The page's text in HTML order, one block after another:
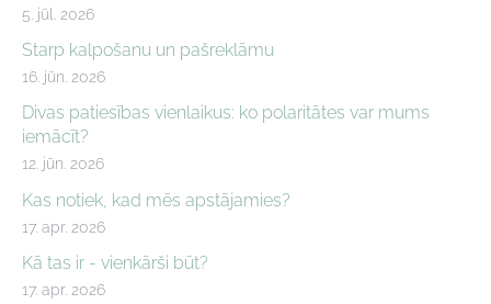
5. jūl. 2026
Starp kalpošanu un pašreklāmu
16. jūn. 2026
Divas patiesības vienlaikus: ko polaritātes var mums
iemācīt?
12. jūn. 2026
Kas notiek, kad mēs apstājamies?
17. apr. 2026
Kā tas ir - vienkārši būt?
17. apr. 2026